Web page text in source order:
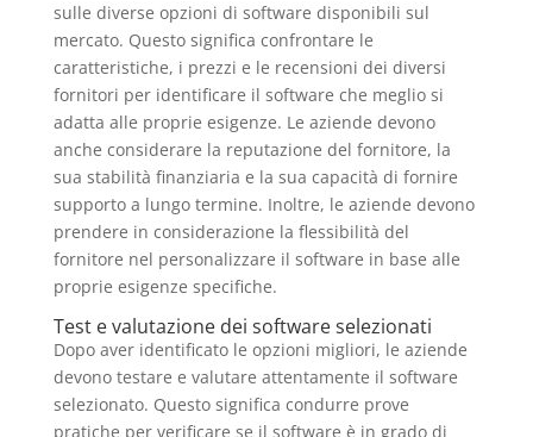
sulle diverse opzioni di software disponibili sul
mercato. Questo significa confrontare le
caratteristiche, i prezzi e le recensioni dei diversi
fornitori per identificare il software che meglio si
adatta alle proprie esigenze. Le aziende devono
anche considerare la reputazione del fornitore, la
sua stabilità finanziaria e la sua capacità di fornire
supporto a lungo termine. Inoltre, le aziende devono
prendere in considerazione la flessibilità del
fornitore nel personalizzare il software in base alle
proprie esigenze specifiche.
Test e valutazione dei software selezionati
Dopo aver identificato le opzioni migliori, le aziende
devono testare e valutare attentamente il software
selezionato. Questo significa condurre prove
pratiche per verificare se il software è in grado di